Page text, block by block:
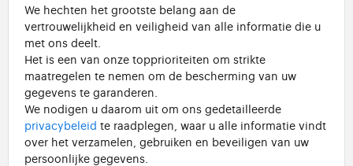
We hechten het grootste belang aan de
vertrouwelijkheid en veiligheid van alle informatie die u
met ons deelt.
Het is een van onze topprioriteiten om strikte
maatregelen te nemen om de bescherming van uw
gegevens te garanderen.
We nodigen u daarom uit om ons gedetailleerde
privacybeleid te raadplegen, waar u alle informatie vindt
over het verzamelen, gebruiken en beveiligen van uw
persoonlijke gegevens.